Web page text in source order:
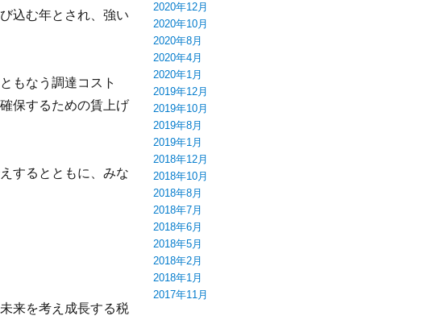
込む年とされ、強い
もなう調達コスト
保するための賃上げ
するとともに、みな
来を考え成長する税
2020年12月
2020年10月
2020年8月
2020年4月
2020年1月
2019年12月
2019年10月
2019年8月
2019年1月
2018年12月
2018年10月
2018年8月
2018年7月
2018年6月
2018年5月
2018年2月
2018年1月
2017年11月